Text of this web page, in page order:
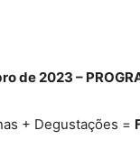
de 2023 –
+ Degustações =